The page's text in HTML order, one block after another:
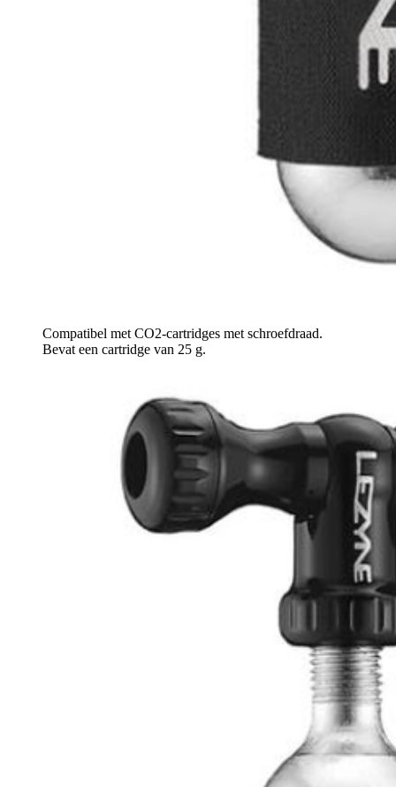
Compatibel met CO2-cartridges met schroefdraad.
Bevat een cartridge van 25 g.